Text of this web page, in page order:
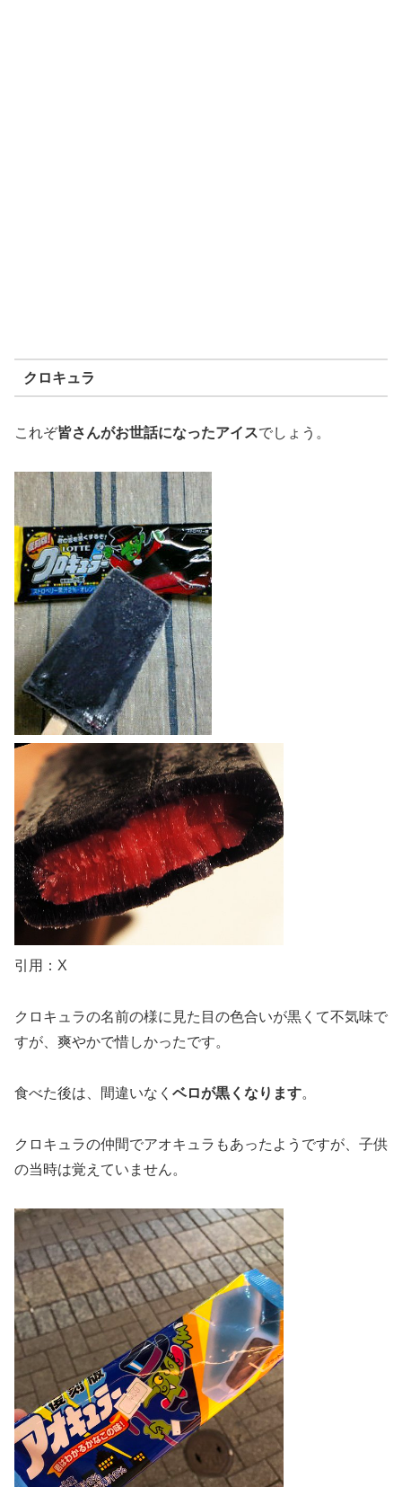
クロキュラ
これぞ皆さんがお世話になったアイスでしょう。
引用：X
クロキュラの名前の様に見た目の色合いが黒くて不気味で
すが、爽やかで惜しかったです。
食べた後は、間違いなく ベロが黒くなります。
クロキュラの仲間でアオキュラもあったようですが、子供
の当時は覚えていません。